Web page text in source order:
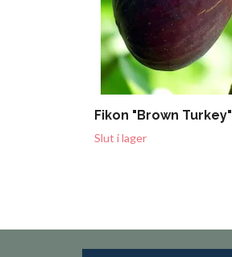
Fikon "Brown Turkey"
Slut i lager